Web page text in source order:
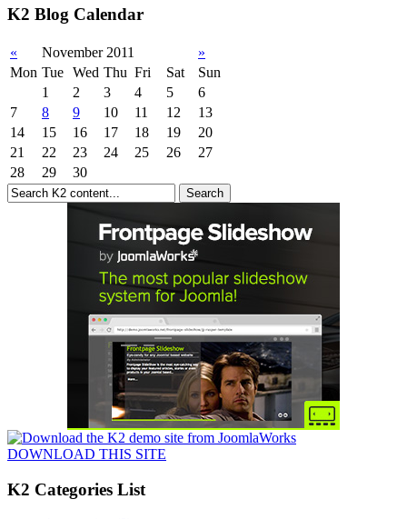
K2 Blog Calendar
« November 2011
»
Mon Tue Wed Thu Fri Sat
Sun
1
2 3 4 5
6
7
8 9 10 11 12
13
14
15 16 17 18 19
20
21
22 23 24 25 26
27
28
29 30
DOWNLOAD THIS SITE
K2 Categories List